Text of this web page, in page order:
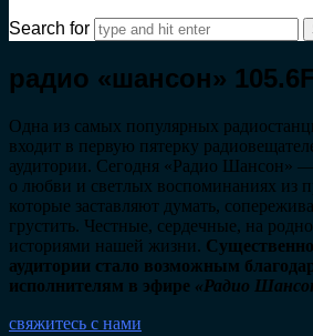
Search for
радио «шансон»
Одна из самых популярных
входит в первую пятерку
аудитории. Сегодня «Радио Шансон»
о любви и светлых воспоминаниях из
которые заставляют думать,
грустить. Честные, сердечные, на
историями нашей жизни.
аудитории стало возможным
исполнителям в эфире «Радио
свяжитесь с нами